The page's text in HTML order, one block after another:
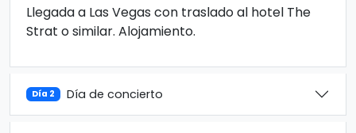
Llegada a Las Vegas con traslado al hotel The
Strat o similar. Alojamiento.
Día 2 Día de concierto